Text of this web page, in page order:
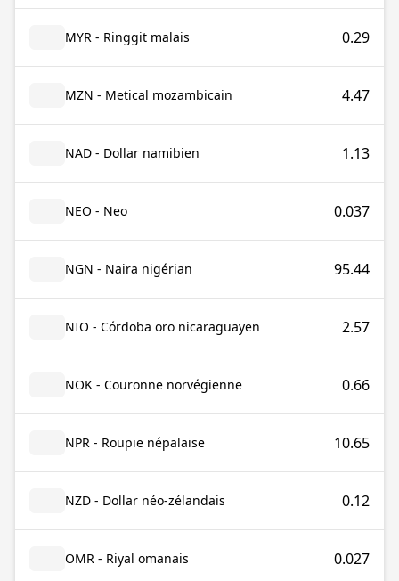
MYR - Ringgit malais 0.29
MZN - Metical mozambicain 4.47
NAD - Dollar namibien 1.13
NEO - Neo 0.037
NGN - Naira nigérian 95.44
NIO - Córdoba oro nicaraguayen 2.57
NOK - Couronne norvégienne 0.66
NPR - Roupie népalaise 10.65
NZD - Dollar néo-zélandais 0.12
OMR - Riyal omanais 0.027